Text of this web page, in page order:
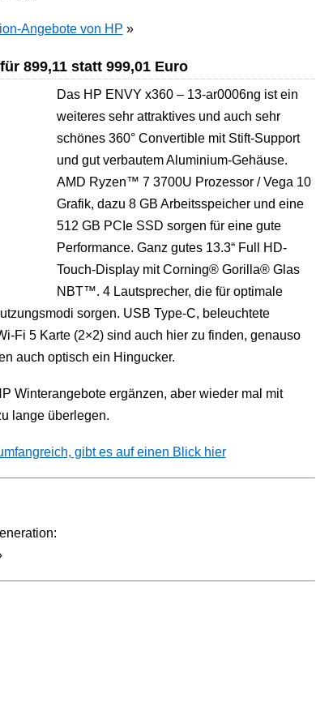
Angebote von HP »
899,11 statt 999,01 Euro
Das HP ENVY x360 – 13-ar0006ng ist ein
weiteres sehr attraktives und auch sehr
schönes 360° Convertible mit Stift-Support
und gut verbautem Aluminium-Gehäuse.
AMD Ryzen™ 7 3700U Prozessor / Vega 10
Grafik, dazu 8 GB Arbeitsspeicher und eine
512 GB PCIe SSD sorgen für eine gute
Performance. Ganz gutes 13.3“ Full HD-
Touch-Display mit Corning® Gorilla® Glas
NBT™. 4 Lautsprecher, die für optimale
sorgen. USB Type-C, beleuchtete
Fi 5 Karte (2×2) sind auch hier zu finden, genauso
auch optisch ein Hingucker.
Winterangebote ergänzen, aber wieder mal mit
lange überlegen.
gibt es auf einen Blick hier